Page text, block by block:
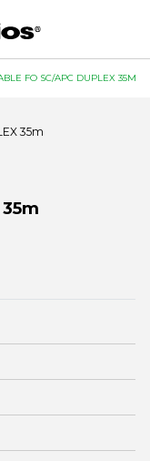
FO SC/APC DUPLEX 35M